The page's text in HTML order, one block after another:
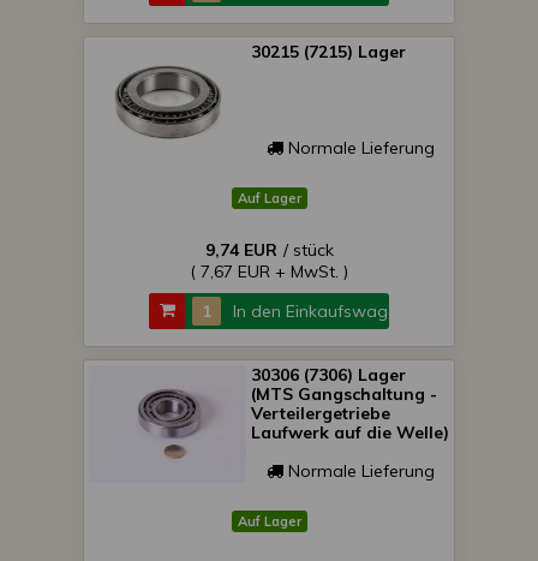
30215 (7215) Lager
Normale Lieferung
Auf Lager
9,74 EUR / stück
( 7,67 EUR + MwSt. )
In den Einkaufswagen
30306 (7306) Lager
(MTS Gangschaltung -
Verteilergetriebe
Laufwerk auf die Welle)
Normale Lieferung
Auf Lager